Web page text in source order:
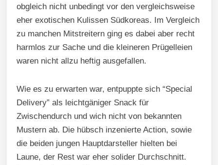
obgleich nicht unbedingt vor den vergleichsweise
eher exotischen Kulissen Südkoreas. Im Vergleich
zu manchen Mitstreitern ging es dabei aber recht
harmlos zur Sache und die kleineren Prügelleien
waren nicht allzu heftig ausgefallen.
Wie es zu erwarten war, entpuppte sich “Special
Delivery” als leichtgäniger Snack für
Zwischendurch und wich nicht von bekannten
Mustern ab. Die hübsch inzenierte Action, sowie
die beiden jungen Hauptdarsteller hielten bei
Laune, der Rest war eher solider Durchschnitt.